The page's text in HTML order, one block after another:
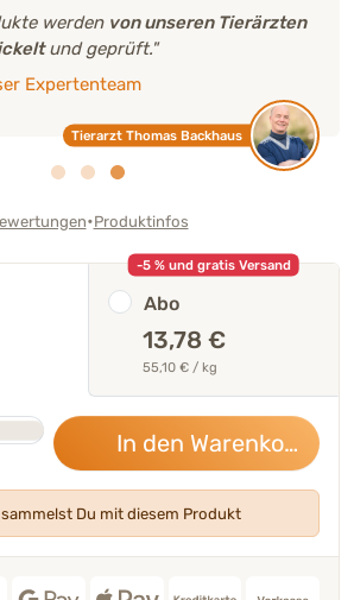
werden von unseren Tierärzten
und geprüft."
Expertenteam
Tierarzt Thomas Backhaus
•Produktinfos
-5 % und gratis Versand
Abo
13,78 €
55,10 € / kg
In den Warenkorb
Du mit diesem Produkt